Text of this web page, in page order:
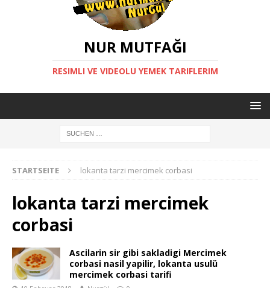
NUR MUTFAĞI
RESIMLI VE VIDEOLU YEMEK TARIFLERIM
STARTSEITE lokanta tarzi mercimek corbasi
lokanta tarzi mercimek
corbasi
Ascilarin sir gibi sakladigi Mercimek
corbasi nasil yapilir, lokanta usulü
mercimek corbasi tarifi